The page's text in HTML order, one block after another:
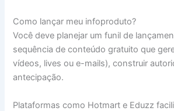
Como lançar meu infoproduto?
Você deve planejar um funil de
sequência de conteúdo gratuito que
vídeos, lives ou e-mails), construir
antecipação.
Plataformas como Hotmart e Eduzz